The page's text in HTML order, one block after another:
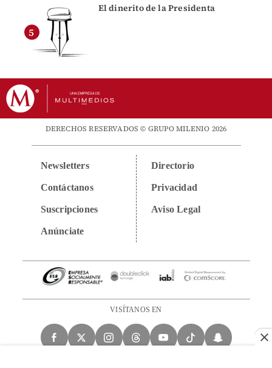
El dinerito de la Presidenta
DERECHOS RESERVADOS © GRUPO MILENIO 2026
Newsletters
Contáctanos
Suscripciones
Anúnciate
Directorio
Privacidad
Aviso Legal
VISÍTANOS EN